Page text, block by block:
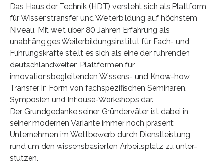
Das Haus der Technik (HDT) versteht sich als Plattform
für Wissenstransfer und Weiterbildung auf höchstem
Niveau. Mit weit über 80 Jahren Erfahrung als
unabhängiges Weiterbildungsinstitut für Fach- und
Führungskräfte stellt es sich als eine der führenden
deutschlandweiten Plattformen für
innovationsbegleitenden Wissens- und Know-how
Transfer in Form von fachspezifischen Seminaren,
Symposien und Inhouse-Workshops dar.
Der Grundgedanke seiner Gründerväter ist dabei in
seiner modernen Variante immer noch präsent:
Unternehmen im Wettbewerb durch Dienstleistung
rund um den wissensbasierten Arbeitsplatz zu unter-
stützen.